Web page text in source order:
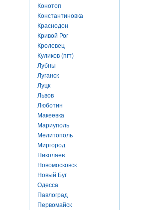
Конотоп
Константиновка
Краснодон
Кривой Рог
Кролевец
Куликов (пгт)
Лубны
Луганск
Луцк
Львов
Люботин
Макеевка
Мариуполь
Мелитополь
Миргород
Николаев
Новомосковск
Новый Буг
Одесса
Павлоград
Первомайск